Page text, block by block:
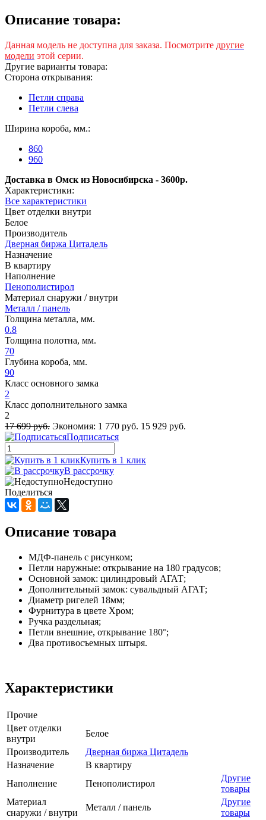
Описание товара:
Данная модель не доступна для заказа. Посмотрите другие
модели этой серии.
Другие варианты товара:
Сторона открывания:
Петли справа
Петли слева
Ширина короба, мм.:
860
960
Доставка в Омск из Новосибирска - 3600р.
Характеристики:
Все характеристики
Цвет отделки внутри
Белое
Производитель
Дверная биржа Цитадель
Назначение
В квартиру
Наполнение
Пенополистирол
Материал снаружи / внутри
Металл / панель
Толщина металла, мм.
0.8
Толщина полотна, мм.
70
Глубина короба, мм.
90
Класс основного замка
2
Класс дополнительного замка
2
17 699 руб. Экономия: 1 770 руб. 15 929 руб.
Подписаться
Купить в 1 клик
В рассрочку
Недоступно
Поделиться
Описание товара
МДФ-панель с рисунком;
Петли наружные: открывание на 180 градусов;
Основной замок: цилиндровый АГАТ;
Дополнительный замок: сувальдный АГАТ;
Диаметр ригелей 18мм;
Фурнитура в цвете Хром;
Ручка раздельная;
Петли внешние, открывание 180°;
Два противосъемных штыря.
Характеристики
Прочие
Цвет отделки
внутри
Белое
Производитель
Дверная биржа Цитадель
Назначение
В квартиру
Наполнение
Пенополистирол
Другие
товары
Материал
снаружи / внутри
Металл / панель
Другие
товары